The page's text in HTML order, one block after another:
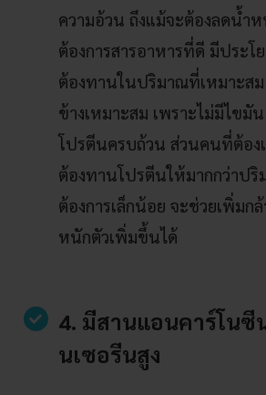
ความอ้วน ถึงแม้จะต้องลดน้ำห
ต้องการสารอาหารที่ดี มีประโ
ต้องทานในปริมาณที่เหมาะส
ข้างเหมาะสม เพราะไม่มีไขมั
โปรตีนครบถ้วน ส่วนคนที่ต้อ
ต้องทานโปรตีนให้มากกว่าป
ต้องการเล็กน้อย จะช่วยเพิ่มก
หนักตัวเพิ่มขึ้นได้
4. มีสานแอนคาร์โนซี
นเซอรีนสูง